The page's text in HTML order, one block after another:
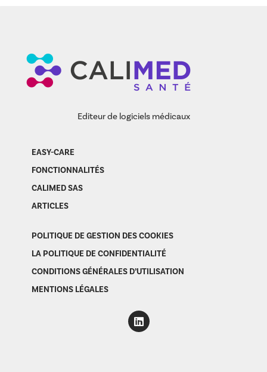
Editeur de logiciels médicaux
EASY-CARE
FONCTIONNALITÉS
CALIMED SAS
ARTICLES
POLITIQUE DE GESTION DES COOKIES
LA POLITIQUE DE CONFIDENTIALITÉ
CONDITIONS GÉNÉRALES D’UTILISATION
MENTIONS LÉGALES